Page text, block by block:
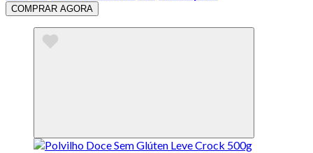
COMPRAR AGORA